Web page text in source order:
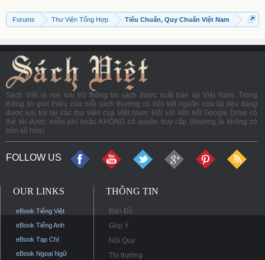
Forums Thư Viện Tổng Hợp Tiêu Chuẩn, Quy Chuẩn Việt Nam
Sách Việt là nơi lưu trữ thông tin sách được xuất bản tại Việt Nam. Trong
thông tin giới thiệu của mỗi sách thường có liên kết nguồn của tài liệu đang
được lưu trữ tại các thư viện của Việt Nam. Đối với liên kết Google Drive có
thể tải được miễn phí hoặc KHÔNG có quyền truy cập (thường là không có
bản số hóa).
FOLLOW US
OUR LINKS
eBook Tiếng Việt
eBook Tiếng Anh
eBook Tạp Chí
eBook Ngoại Ngữ
THÔNG TIN
Bản Đồ
Góp Ý
Nội Quy
Thị trường